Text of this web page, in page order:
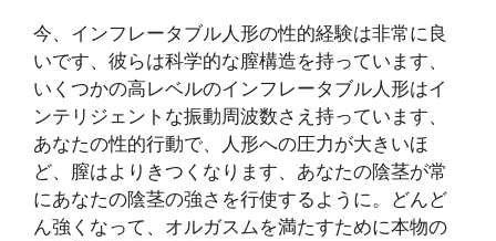
今、インフレータブル人形の性的経験は非常に良
いです、彼らは科学的な膣構造を持っています、
いくつかの高レベルのインフレータブル人形はイ
ンテリジェントな振動周波数さえ持っています、
あなたの性的行動で、人形への圧力が大きいほ
ど、膣はよりきつくなります、あなたの陰茎が常
にあなたの陰茎の強さを行使するように。どんど
ん強くなって、オルガスムを満たすために本物の